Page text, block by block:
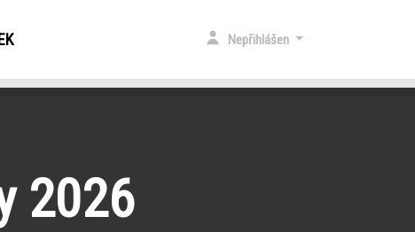
Nepřihlášen
2026